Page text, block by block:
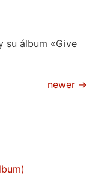
su álbum «Give
newer →